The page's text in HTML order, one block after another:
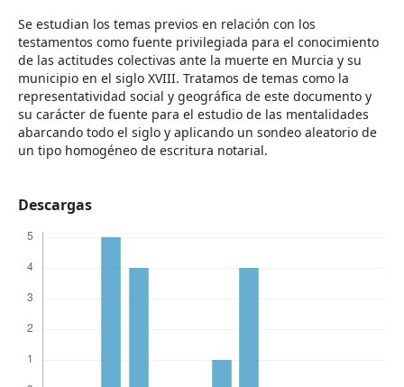
Se estudian los temas previos en relación con los
testamentos como fuente privilegiada para el conocimiento
de las actitudes colectivas ante la muerte en Murcia y su
municipio en el siglo XVIII. Tratamos de temas como la
representatividad social y geográfica de este documento y
su carácter de fuente para el estudio de las mentalidades
abarcando todo el siglo y aplicando un sondeo aleatorio de
un tipo homogéneo de escritura notarial.
Descargas